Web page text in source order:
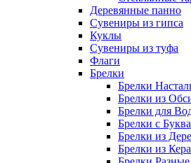
Деревянные панно
Сувениры из гипса
Куклы
Сувениры из туфа
Флаги
Брелки
Брелки
Брелки из
Брелки для
Брелки с
Брелки из
Брелки из